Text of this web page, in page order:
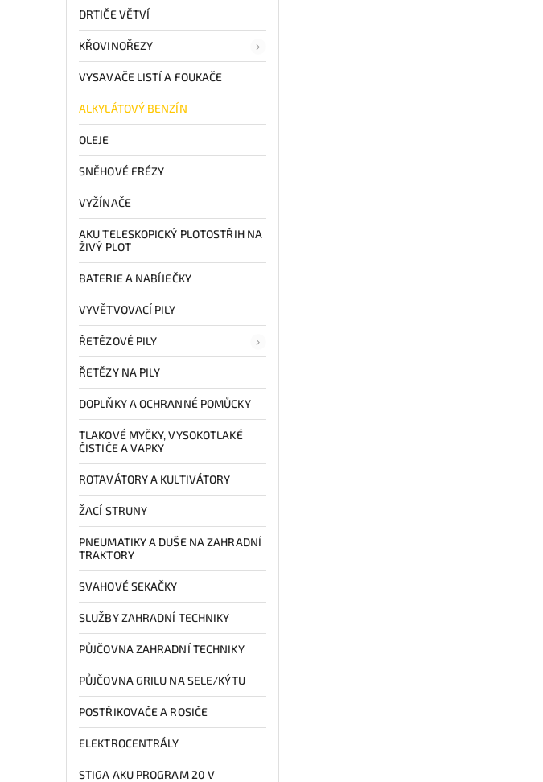
DRTIČE VĚTVÍ
KŘOVINOŘEZY
VYSAVAČE LISTÍ A FOUKAČE
ALKYLÁTOVÝ BENZÍN
OLEJE
SNĚHOVÉ FRÉZY
VYŽÍNAČE
AKU TELESKOPICKÝ PLOTOSTŘIH NA
ŽIVÝ PLOT
BATERIE A NABÍJEČKY
VYVĚTVOVACÍ PILY
ŘETĚZOVÉ PILY
ŘETĚZY NA PILY
DOPLŇKY A OCHRANNÉ POMŮCKY
TLAKOVÉ MYČKY, VYSOKOTLAKÉ
ČISTIČE A VAPKY
ROTAVÁTORY A KULTIVÁTORY
ŽACÍ STRUNY
PNEUMATIKY A DUŠE NA ZAHRADNÍ
TRAKTORY
SVAHOVÉ SEKAČKY
SLUŽBY ZAHRADNÍ TECHNIKY
PŮJČOVNA ZAHRADNÍ TECHNIKY
PŮJČOVNA GRILU NA SELE/KÝTU
POSTŘIKOVAČE A ROSIČE
ELEKTROCENTRÁLY
STIGA AKU PROGRAM 20 V